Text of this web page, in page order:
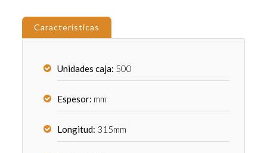
Características
Unidades caja: 500
Espesor: mm
Longitud: 315mm